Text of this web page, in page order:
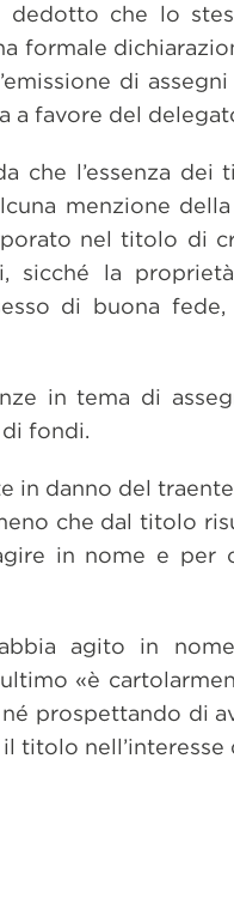
che lo
formale
di
a favore del
che l’essenza dei
menzione
nel titolo di
sicché la
di buona fede,
in tema di
fondi.
in danno del
che dal titolo
in nome e per
agito in
«è
prospettando di
titolo nell’interesse